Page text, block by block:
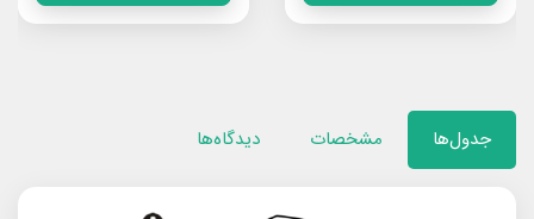
جدول‌ها مشخصات دیدگاه‌ها